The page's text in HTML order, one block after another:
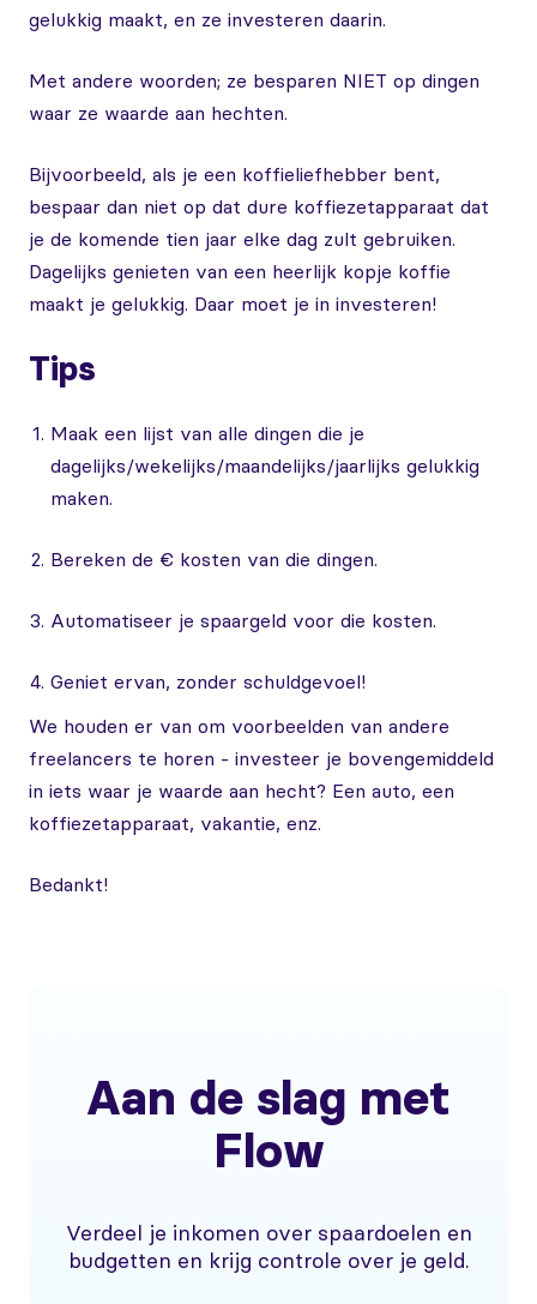
gelukkig maakt, en ze investeren daarin.
Met andere woorden; ze besparen NIET op dingen
waar ze waarde aan hechten.
Bijvoorbeeld, als je een koffieliefhebber bent,
bespaar dan niet op dat dure koffiezetapparaat dat
je de komende tien jaar elke dag zult gebruiken.
Dagelijks genieten van een heerlijk kopje koffie
maakt je gelukkig. Daar moet je in investeren!
Tips
Maak een lijst van alle dingen die je
dagelijks/wekelijks/maandelijks/jaarlijks gelukkig
maken.
Bereken de € kosten van die dingen.
Automatiseer je spaargeld voor die kosten.
Geniet ervan, zonder schuldgevoel!
We houden er van om voorbeelden van andere
freelancers te horen - investeer je bovengemiddeld
in iets waar je waarde aan hecht? Een auto, een
koffiezetapparaat, vakantie, enz.
Bedankt!
Aan de slag met
Flow
Verdeel je inkomen over spaardoelen en
budgetten en krijg controle over je geld.